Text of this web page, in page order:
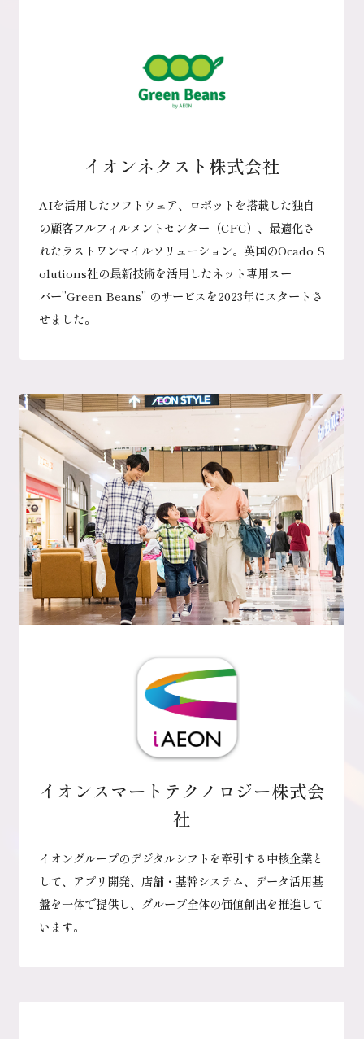
イオンネクスト株式会社
AIを活用したソフトウェア、ロボットを搭載した独自
の顧客フルフィルメントセンター（CFC）、最適化さ
れたラストワンマイルソリューション。英国のOcado S
olutions社の最新技術を活用したネット専用スー
パー”Green Beans” のサービスを2023年にスタートさ
せました。
イオンスマートテクノロジー株式会
社
イオングループのデジタルシフトを牽引する中核企業と
して、アプリ開発、店舗・基幹システム、データ活用基
盤を一体で提供し、グループ全体の価値創出を推進して
います。